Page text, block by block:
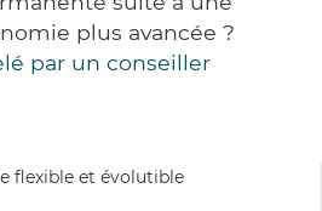
plus avancée ?
par un conseiller